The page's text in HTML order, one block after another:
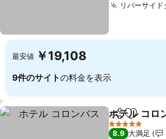
リバーサイ
最安値 ￥19,108
9件のサイトの料金を表示
シェアお気に
ホテル コロ
5 ホテルのランク
8.9 大満足